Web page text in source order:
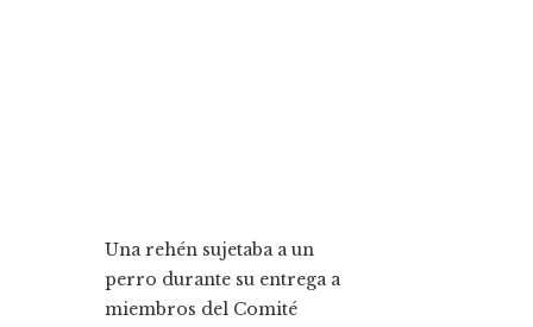
Una rehén sujetaba a un
perro durante su entrega a
miembros del Comité